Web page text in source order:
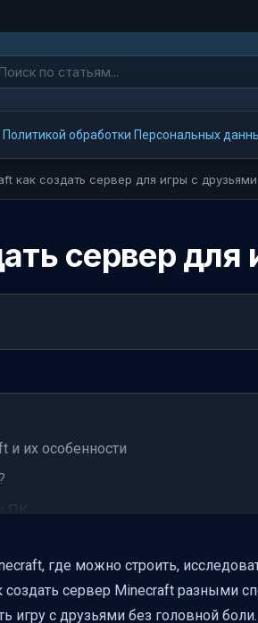
Политикой обработки Персональных
как создать сервер для игры с друзьями
сервер для
и их особенности
ПК
и просто
но с подвохом
интернет без проброса портов
где можно строить,
создать сервер Minecraft разными
игру с друзьями без головной боли.